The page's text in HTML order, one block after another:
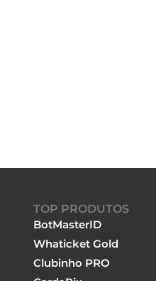
TOP PRODUTOS
BotMasterID
Whaticket Gold
Clubinho PRO